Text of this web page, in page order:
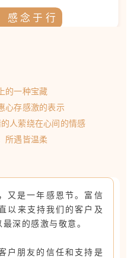
感念于行
的一种宝藏
心存感激的表示
人萦绕在心间的情感
所遇皆温柔
又是一年感恩节。 富信
以来支持我们的客户及
深的感激与敬意。
户朋友的信任和支持是